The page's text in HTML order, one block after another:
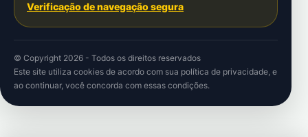
Verificação de navegação segura
© Copyright 2026 - Todos os direitos reservados
Este site utiliza cookies de acordo com sua política de privacidade, e
ao continuar, você concorda com essas condições.